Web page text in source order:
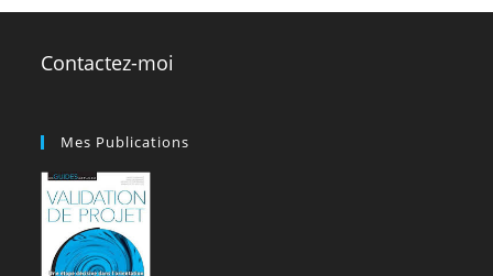
Contactez-moi
Mes Publications